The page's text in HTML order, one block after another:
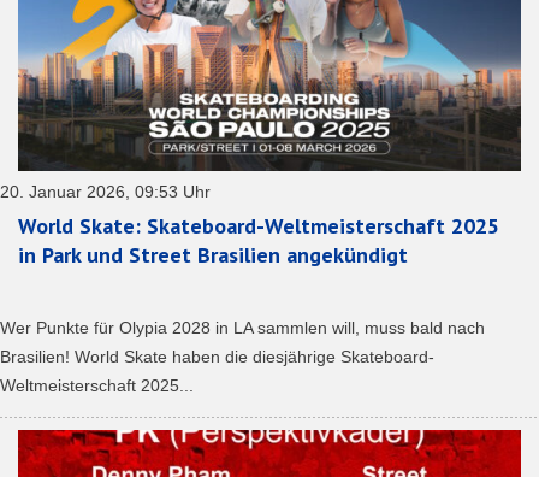
20. Januar 2026, 09:53 Uhr
World Skate: Skateboard-Weltmeisterschaft 2025
in Park und Street Brasilien angekündigt
Wer Punkte für Olypia 2028 in LA sammlen will, muss bald nach
Brasilien! World Skate haben die diesjährige Skateboard-
Weltmeisterschaft 2025...